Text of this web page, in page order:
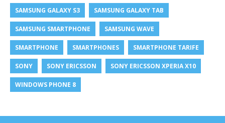
SAMSUNG GALAXY S3 SAMSUNG GALAXY TAB
SAMSUNG SMARTPHONE SAMSUNG WAVE
SMARTPHONE SMARTPHONES SMARTPHONE TARIFE
SONY SONY ERICSSON SONY ERICSSON XPERIA X10
WINDOWS PHONE 8